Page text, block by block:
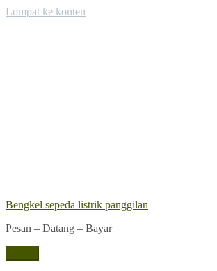
Lompat ke konten
Bengkel sepeda listrik panggilan
Pesan – Datang – Bayar